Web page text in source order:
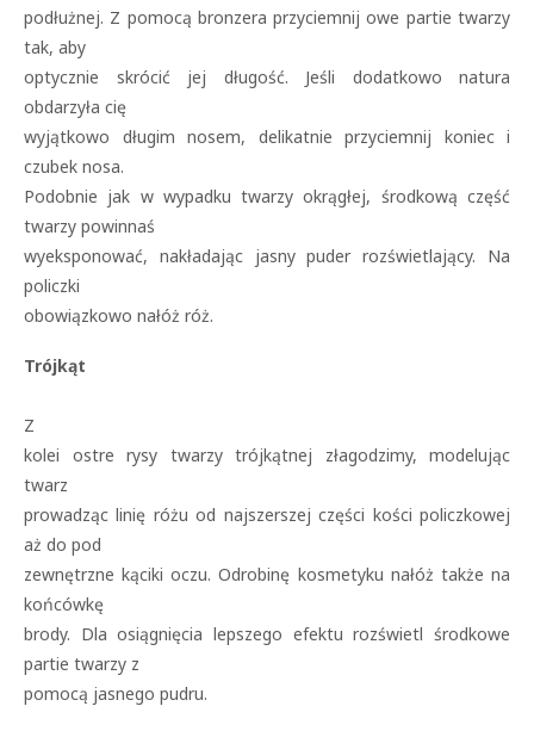
podłużnej. Z pomocą bronzera przyciemnij owe partie twarzy
tak, aby
optycznie skrócić jej długość. Jeśli dodatkowo natura
obdarzyła cię
wyjątkowo długim nosem, delikatnie przyciemnij koniec i
czubek nosa.
Podobnie jak w wypadku twarzy okrągłej, środkową część
twarzy powinnaś
wyeksponować, nakładając jasny puder rozświetlający. Na
policzki
obowiązkowo nałóż róż.
Trójkąt
Z
kolei ostre rysy twarzy trójkątnej złagodzimy, modelując
twarz
prowadząc linię różu od najszerszej części kości policzkowej
aż do pod
zewnętrzne kąciki oczu. Odrobinę kosmetyku nałóż także na
końcówkę
brody. Dla osiągnięcia lepszego efektu rozświetl środkowe
partie twarzy z
pomocą jasnego pudru.